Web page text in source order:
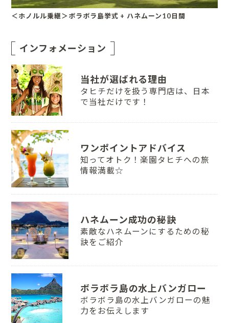
＜ホノルル乗継＞ボラボラ島挙式 + ハネムーン10日間
インフォメーション
当社が選ばれる理由
タヒチだけを扱う専門店は、日本
で当社だけです！
ワンポイントアドバイス
知ってオトク！楽園タヒチへの旅
情報満載☆
ハネムーン成功の秘訣
素敵なハネムーンにするための秘
訣をご紹介
ボラボラ島の水上バンガロー
ボラボラ島の水上バンガローの魅
力をお伝えします